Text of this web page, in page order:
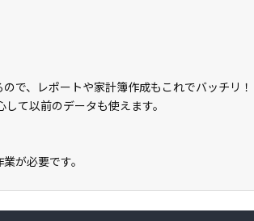
で、レポートや家計簿作成もこれでバッチリ！
て以前のデータも使えます。
が必要です。